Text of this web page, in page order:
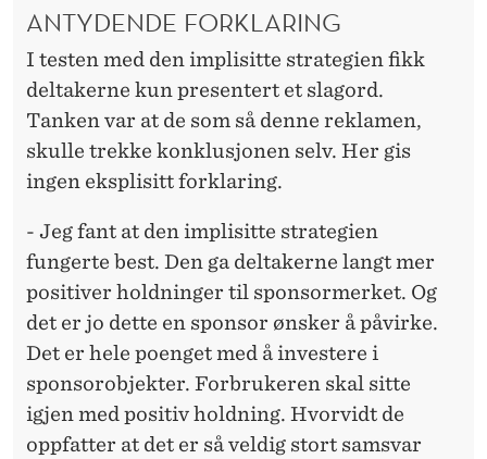
ANTYDENDE FORKLARING
I testen med den implisitte strategien fikk
deltakerne kun presentert et slagord.
Tanken var at de som så denne reklamen,
skulle trekke konklusjonen selv. Her gis
ingen eksplisitt forklaring.
- Jeg fant at den implisitte strategien
fungerte best. Den ga deltakerne langt mer
positiver holdninger til sponsormerket. Og
det er jo dette en sponsor ønsker å påvirke.
Det er hele poenget med å investere i
sponsorobjekter. Forbrukeren skal sitte
igjen med positiv holdning. Hvorvidt de
oppfatter at det er så veldig stort samsvar